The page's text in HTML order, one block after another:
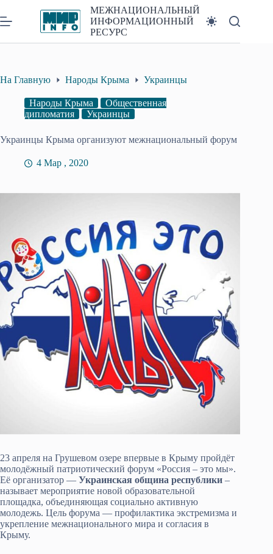
к
сути
МЕЖНАЦИОНАЛЬНЫЙ
ИНФОРМАЦИОННЫЙ
РЕСУРС
На Главную Народы Крыма Украинцы
Народы Крыма
Общественная
дипломатия
Украинцы
Украинцы Крыма организуют межнациональный форум
4 Мар , 2020
23 апреля на Грушевом озере впервые в Крыму пройдёт
молодёжный патриотический форум «Россия – это мы».
Её организатор — Украинская община республики –
называет мероприятие новой образовательной
площадка, объединяющая социально активную
молодежь. Цель форума — профилактика экстремизма и
укрепление межнационального мира и согласия в
Крыму.